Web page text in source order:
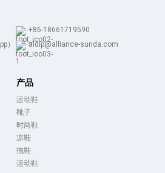
+86-18661719590
）
aldlp@alliance-sunda.com
产品
运动鞋
靴子
时尚鞋
凉鞋
拖鞋
运动鞋